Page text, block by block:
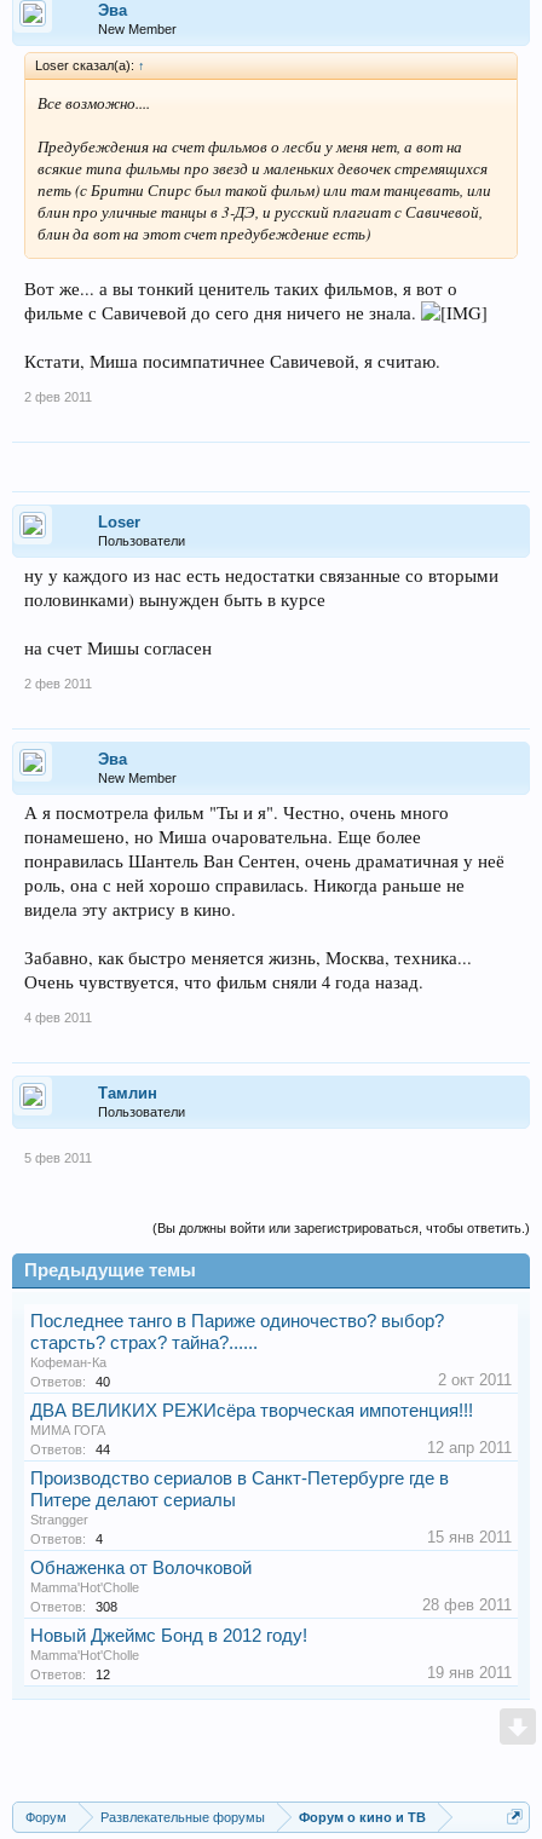
Эва
New Member
Loser сказал(а): ↑
Все возможно....
Предубеждения на счет фильмов о лесби у меня нет, а вот на
всякие типа фильмы про звезд и маленьких девочек стремящихся
петь (с Бритни Спирс был такой фильм) или там танцевать, или
блин про уличные танцы в 3-ДЭ, и русский плагиат с Савичевой,
блин да вот на этот счет предубеждение есть)
Вот же... а вы тонкий ценитель таких фильмов, я вот о
фильме с Савичевой до сего дня ничего не знала.
Кстати, Миша посимпатичнее Савичевой, я считаю.
2 фев 2011
Loser
Пользователи
ну у каждого из нас есть недостатки связанные со вторыми
половинками) вынужден быть в курсе
на счет Мишы согласен
2 фев 2011
Эва
New Member
А я посмотрела фильм "Ты и я". Честно, очень много
понамешено, но Миша очаровательна. Еще более
понравилась Шантель Ван Сентен, очень драматичная у неё
роль, она с ней хорошо справилась. Никогда раньше не
видела эту актрису в кино.
Забавно, как быстро меняется жизнь, Москва, техника...
Очень чувствуется, что фильм сняли 4 года назад.
4 фев 2011
Тамлин
Пользователи
5 фев 2011
(Вы должны войти или зарегистрироваться, чтобы ответить.)
Предыдущие темы
Последнее танго в Париже одиночество? выбор?
старсть? страх? тайна?......
Кофеман-Ка
Ответов:
40 2 окт 2011
ДВА ВЕЛИКИХ РЕЖИсёра творческая импотенция!!!
МИМА ГОГА
Ответов:
44 12 апр 2011
Производство сериалов в Санкт-Петербурге где в
Питере делают сериалы
Strangger
Ответов:
4 15 янв 2011
Обнаженка от Волочковой
Mamma'Hot'Cholle
Ответов:
308 28 фев 2011
Новый Джеймс Бонд в 2012 году!
Mamma'Hot'Cholle
Ответов:
12 19 янв 2011
Форум Развлекательные форумы Форум о кино и ТВ